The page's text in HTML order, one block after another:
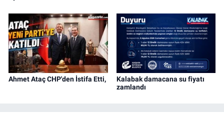
Ahmet Ataç CHP'den İstifa Etti,
Kalabak damacana su fiyatı
zamlandı